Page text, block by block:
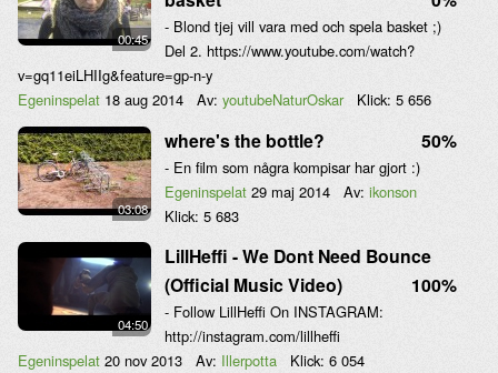
00:45
- Blond tjej vill vara med och spela basket ;)
Del 2. https://www.youtube.com/watch?
v=gq11eiLHIIg&feature=gp-n-y
Egeninspelat 18 aug 2014 Av: youtubeNaturOskar Klick: 5 656
03:08
where's the bottle? 50%
- En film som några kompisar har gjort :)
Egeninspelat 29 maj 2014 Av: ikonson
Klick: 5 683
04:50
LillHeffi - We Dont Need Bounce
(Official Music Video)
100%
- Follow LillHeffi On INSTAGRAM:
http://instagram.com/lillheffi
Egeninspelat 20 nov 2013 Av: Illerpotta Klick: 6 054